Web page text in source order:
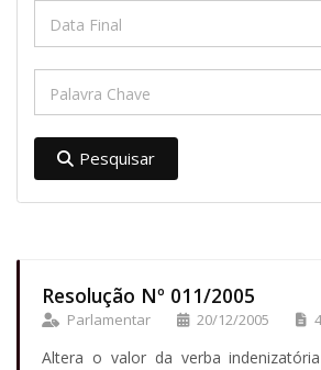
Resolução Nº 011/2005
Parlamentar 20/12/2005 4
Altera o valor da verba
Pesquisar